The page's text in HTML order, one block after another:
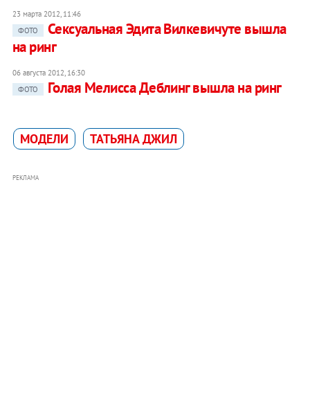
23 марта 2012, 11:46
ФОТО
Сексуальная Эдита Вилкевичуте вышла
на ринг
06 августа 2012, 16:30
ФОТО
Голая Мелисса Деблинг вышла на ринг
МОДЕЛИ ТАТЬЯНА ДЖИЛ
РЕКЛАМА